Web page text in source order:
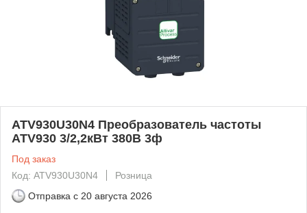
ATV930U30N4 Преобразователь частоты
ATV930 3/2,2кВт 380В 3ф
Под заказ
Код: ATV930U30N4
Розница
Отправка с 20 августа 2026